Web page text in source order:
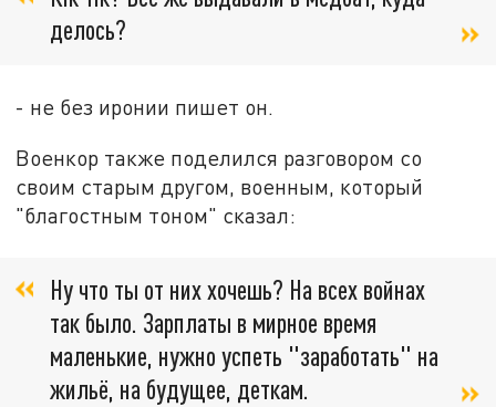
делось?
- не без иронии пишет он.
Военкор также поделился разговором со
своим старым другом, военным, который
"благостным тоном" сказал:
Ну что ты от них хочешь? На всех войнах
так было. Зарплаты в мирное время
маленькие, нужно успеть "заработать" на
жильё, на будущее, деткам.